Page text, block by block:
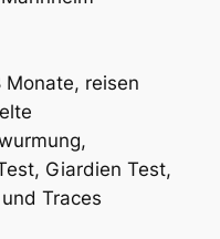
reisen
Giardien Test,
Traces